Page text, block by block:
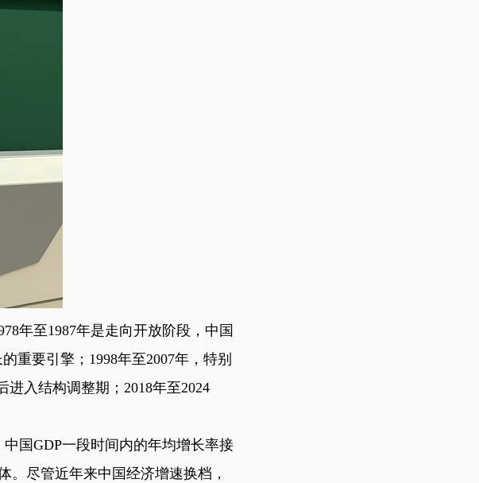
年至1987年是走向开放阶段，中国
重要引擎；1998年至2007年，特别
入结构调整期；2018年至2024
国GDP一段时间内的年均增长率接
。尽管近年来中国经济增速换档，